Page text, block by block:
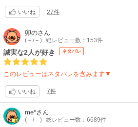
いいね 27件
卯のさん
(－/－) 総レビュー数：153件
誠実な2人が好き ネタバレ
このレビューはネタバレを含みます▼
いいね 7件
me*さん
(－/－) 総レビュー数：6689件